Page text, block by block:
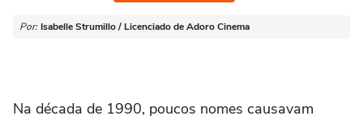
Por: Isabelle Strumillo / Licenciado de Adoro Cinema
Na década de 1990, poucos nomes causavam